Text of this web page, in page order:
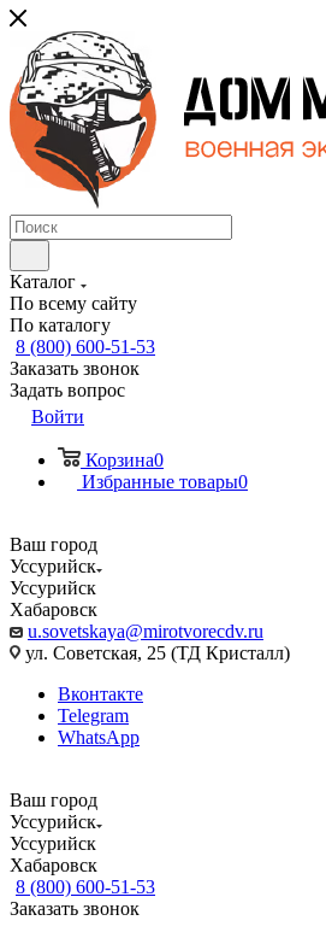
Каталог
По всему сайту
По каталогу
8 (800) 600-51-53
Заказать звонок
Задать вопрос
Войти
Корзина0
Избранные товары0
Ваш город
Уссурийск
Уссурийск
Хабаровск
u.sovetskaya@mirotvorecdv.ru
ул. Советская, 25 (ТД Кристалл)
Вконтакте
Telegram
WhatsApp
Ваш город
Уссурийск
Уссурийск
Хабаровск
8 (800) 600-51-53
Заказать звонок